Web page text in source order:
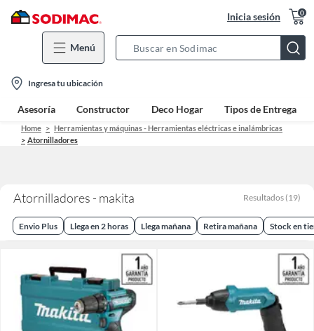
Inicia sesión 0
Menú
Bar
location-
icon
Ingresa tu ubicación
Asesoría Constructor Deco Hogar Tipos de Entrega
Home
Herramientas y máquinas - Herramientas eléctricas e inalámbricas
Atornilladores
Atornilladores - makita Resultados (19)
Envio Plus Llega en 2 horas Llega mañana Retira mañana Stock en